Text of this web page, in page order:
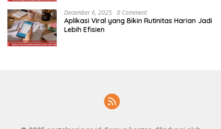
December 6, 2025 0 Comment
Aplikasi Viral yang Bikin Rutinitas Harian Jadi
Lebih Efisien